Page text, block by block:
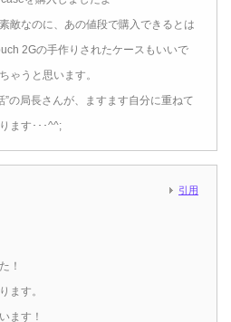
敵なのに、あの値段で購入できるとは
2Gの手作りされたケースもいいで
ゃうと思います。
”の局長さんが、ますます自分に重ねて
ます･･･^^;
引用
！
ます。
ます！